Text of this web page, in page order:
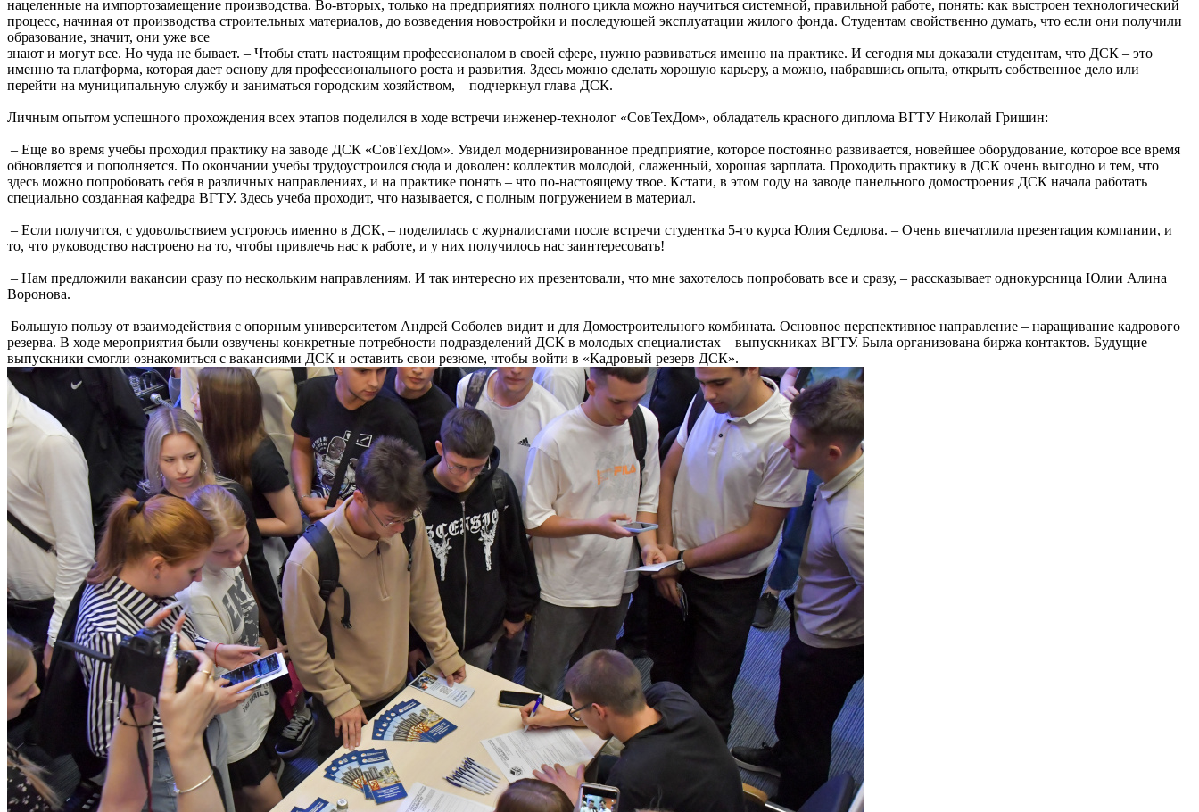
нацеленные на импортозамещение производства. Во-вторых, только на предприятиях полного цикла можно научиться системной, правильной работе, понять: как выстроен технологический
процесс, начиная от производства строительных материалов, до возведения новостройки и последующей эксплуатации жилого фонда. Студентам свойственно думать, что если они получили
образование, значит, они уже все
знают и могут все. Но чуда не бывает. – Чтобы стать настоящим профессионалом в своей сфере, нужно развиваться именно на практике. И сегодня мы доказали студентам, что ДСК – это
именно та платформа, которая дает основу для профессионального роста и развития. Здесь можно сделать хорошую карьеру, а можно, набравшись опыта, открыть собственное дело или
перейти на муниципальную службу и заниматься городским хозяйством, – подчеркнул глава ДСК.
Личным опытом успешного прохождения всех этапов поделился в ходе встречи инженер-технолог «СовТехДом», обладатель красного диплома ВГТУ Николай Гришин:
– Еще во время учебы проходил практику на заводе ДСК «СовТехДом». Увидел модернизированное предприятие, которое постоянно развивается, новейшее оборудование, которое все время
обновляется и пополняется. По окончании учебы трудоустроился сюда и доволен: коллектив молодой, слаженный, хорошая зарплата. Проходить практику в ДСК очень выгодно и тем, что
здесь можно попробовать себя в различных направлениях, и на практике понять – что по-настоящему твое. Кстати, в этом году на заводе панельного домостроения ДСК начала работать
специально созданная кафедра ВГТУ. Здесь учеба проходит, что называется, с полным погружением в материал.
– Если получится, с удовольствием устроюсь именно в ДСК, – поделилась с журналистами после встречи студентка 5-го курса Юлия Седлова. – Очень впечатлила презентация компании, и
то, что руководство настроено на то, чтобы привлечь нас к работе, и у них получилось нас заинтересовать!
– Нам предложили вакансии сразу по нескольким направлениям. И так интересно их презентовали, что мне захотелось попробовать все и сразу, – рассказывает однокурсница Юлии Алина
Воронова.
Большую пользу от взаимодействия с опорным университетом Андрей Соболев видит и для Домостроительного комбината. Основное перспективное направление – наращивание кадрового
резерва. В ходе мероприятия были озвучены конкретные потребности подразделений ДСК в молодых специалистах – выпускниках ВГТУ. Была организована биржа контактов. Будущие
выпускники смогли ознакомиться с вакансиями ДСК и оставить свои резюме, чтобы войти в «Кадровый резерв ДСК».